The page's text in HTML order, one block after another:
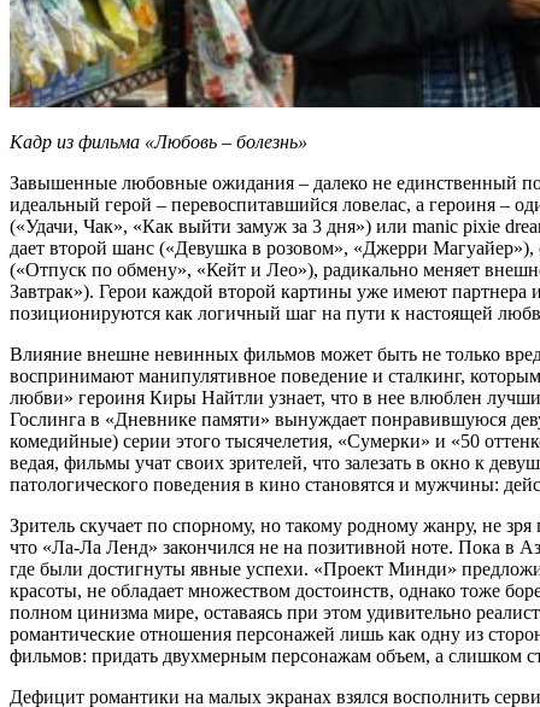
Кадр из фильма «Любовь – болезнь»
Завышенные любовные ожидания – далеко не единственный
идеальный герой – перевоспитавшийся ловелас, а героиня –
(«Удачи, Чак», «Как выйти замуж за 3 дня») или manic pixie
дает второй шанс («Девушка в розовом», «Джерри
(«Отпуск по обмену», «Кейт и Лео»), радикально меняет
Завтрак»). Герои каждой второй картины уже имеют
позиционируются как логичный шаг на пути к настоящей
Влияние внешне невинных фильмов может быть не только
воспринимают манипулятивное поведение и сталкинг,
любви» героиня Киры Найтли узнает, что в нее влюблен
Гослинга в «Дневнике памяти» вынуждает понравившуюся
комедийные) серии этого тысячелетия, «Сумерки» и «50
ведая, фильмы учат своих зрителей, что залезать в окно к
патологического поведения в кино становятся и мужчины:
Зритель скучает по спорному, но такому родному жанру, не
что «Ла-Ла Ленд» закончился не на позитивной ноте. Пока в
где были достигнуты явные успехи. «Проект Минди»
красоты, не обладает множеством достоинств, однако тоже
полном цинизма мире, оставаясь при этом удивительно
романтические отношения персонажей лишь как одну из
фильмов: придать двухмерным персонажам объем, а слишком
Дефицит романтики на малых экранах взялся восполнить